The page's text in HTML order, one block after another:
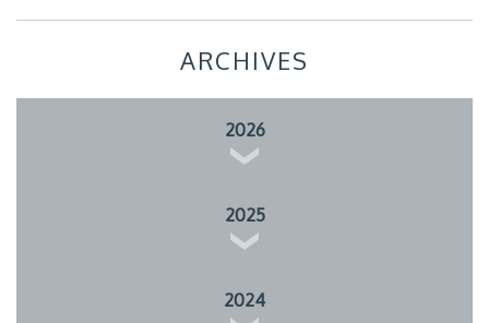
ARCHIVES
2026
2025
2024